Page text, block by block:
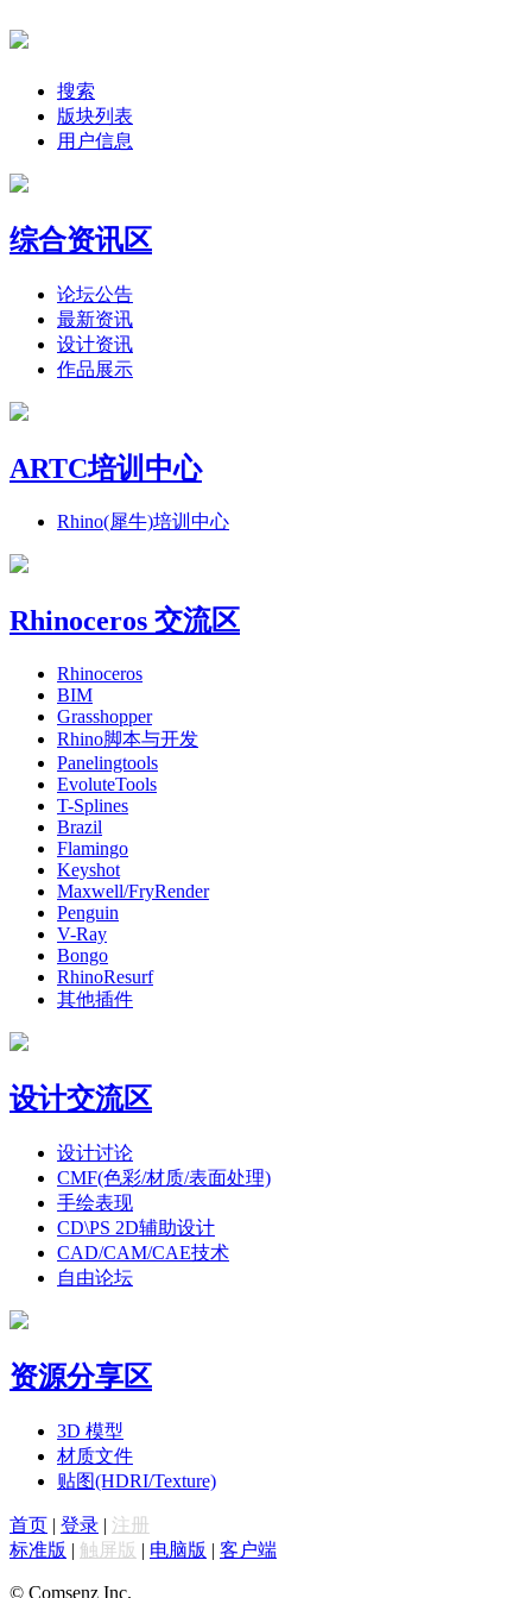
搜索
版块列表
用户信息
综合资讯区
论坛公告
最新资讯
设计资讯
作品展示
ARTC培训中心
Rhino(犀牛)培训中心
Rhinoceros 交流区
Rhinoceros
BIM
Grasshopper
Rhino脚本与开发
Panelingtools
EvoluteTools
T-Splines
Brazil
Flamingo
Keyshot
Maxwell/FryRender
Penguin
V-Ray
Bongo
RhinoResurf
其他插件
设计交流区
设计讨论
CMF(色彩/材质/表面处理)
手绘表现
CD\PS 2D辅助设计
CAD/CAM/CAE技术
自由论坛
资源分享区
3D 模型
材质文件
贴图(HDRI/Texture)
首页 | 登录 | 注册
标准版 | 触屏版 | 电脑版 | 客户端
© Comsenz Inc.